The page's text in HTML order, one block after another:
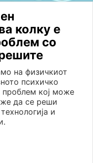
колку е
со
на физичкиот
психичко
проблем кој може
да се реши
и